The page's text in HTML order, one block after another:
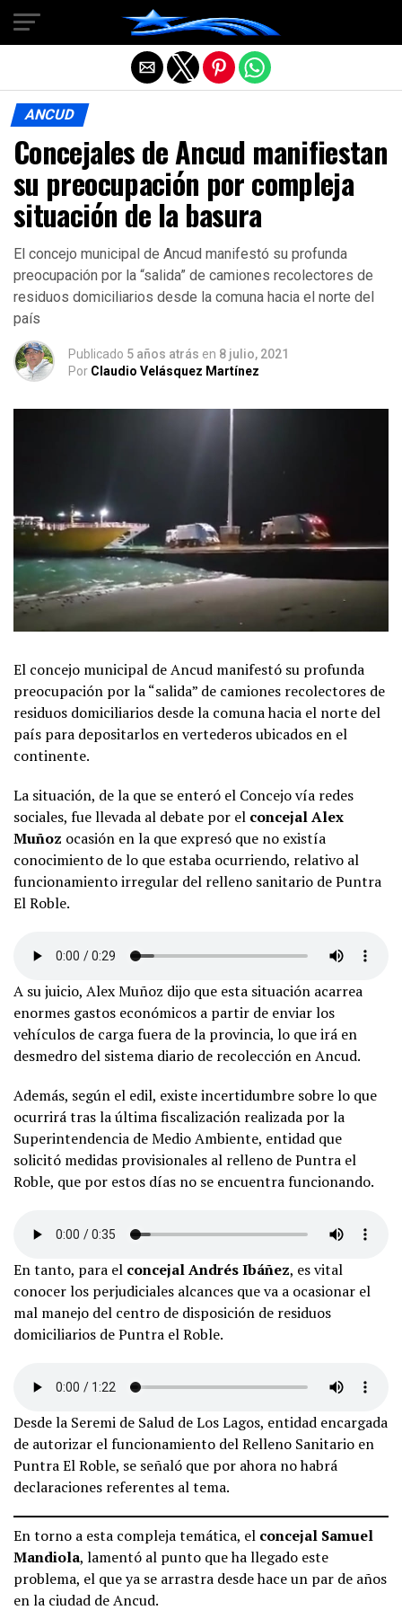
ANCUD
Concejales de Ancud manifiestan
su preocupación por compleja
situación de la basura
El concejo municipal de Ancud manifestó su profunda
preocupación por la “salida” de camiones recolectores de
residuos domiciliarios desde la comuna hacia el norte del
país
Publicado 5 años atrás en 8 julio, 2021
Por Claudio Velásquez Martínez
El concejo municipal de Ancud manifestó su profunda
preocupación por la “salida” de camiones recolectores de
residuos domiciliarios desde la comuna hacia el norte del
país para depositarlos en vertederos ubicados en el
continente.
La situación, de la que se enteró el Concejo vía redes
sociales, fue llevada al debate por el concejal Alex
Muñoz ocasión en la que expresó que no existía
conocimiento de lo que estaba ocurriendo, relativo al
funcionamiento irregular del relleno sanitario de Puntra
El Roble.
A su juicio, Alex Muñoz dijo que esta situación acarrea
enormes gastos económicos a partir de enviar los
vehículos de carga fuera de la provincia, lo que irá en
desmedro del sistema diario de recolección en Ancud.
Además, según el edil, existe incertidumbre sobre lo que
ocurrirá tras la última fiscalización realizada por la
Superintendencia de Medio Ambiente, entidad que
solicitó medidas provisionales al relleno de Puntra el
Roble, que por estos días no se encuentra funcionando.
En tanto, para el concejal Andrés Ibáñez, es vital
conocer los perjudiciales alcances que va a ocasionar el
mal manejo del centro de disposición de residuos
domiciliarios de Puntra el Roble.
Desde la Seremi de Salud de Los Lagos, entidad encargada
de autorizar el funcionamiento del Relleno Sanitario en
Puntra El Roble, se señaló que por ahora no habrá
declaraciones referentes al tema.
En torno a esta compleja temática, el concejal Samuel
Mandiola, lamentó al punto que ha llegado este
problema, el que ya se arrastra desde hace un par de años
en la ciudad de Ancud.
Salir de la versión móvil